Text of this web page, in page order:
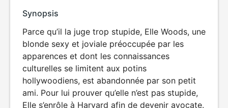
Synopsis
Parce qu’il la juge trop stupide, Elle Woods, une
blonde sexy et joviale préoccupée par les
apparences et dont les connaissances
culturelles se limitent aux potins
hollywoodiens, est abandonnée par son petit
ami. Pour lui prouver qu’elle n’est pas stupide,
Elle s’enrôle à Harvard afin de devenir avocate.